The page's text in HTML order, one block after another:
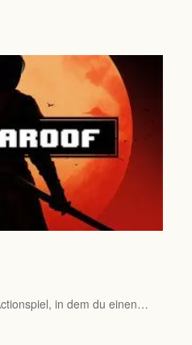
in dem du einen…